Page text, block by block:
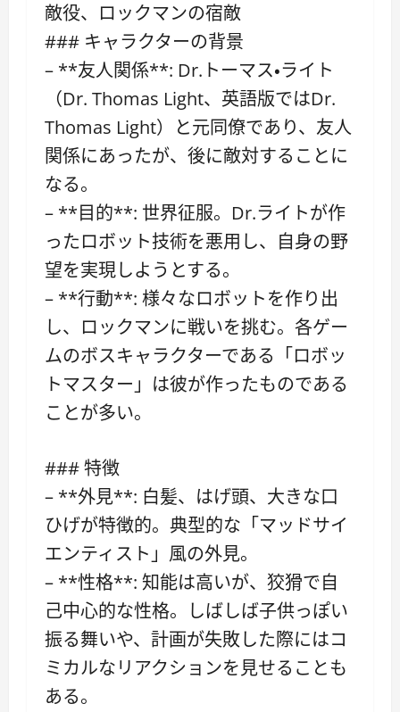
敵役、ロックマンの宿敵
### キャラクターの背景
– **友人関係**: Dr.トーマス・ライト
（Dr. Thomas Light、英語版ではDr.
Thomas Light）と元同僚であり、友人
関係にあったが、後に敵対することに
なる。
– **目的**: 世界征服。Dr.ライトが作
ったロボット技術を悪用し、自身の野
望を実現しようとする。
– **行動**: 様々なロボットを作り出
し、ロックマンに戦いを挑む。各ゲー
ムのボスキャラクターである「ロボッ
トマスター」は彼が作ったものである
ことが多い。
### 特徴
– **外見**: 白髪、はげ頭、大きな口
ひげが特徴的。典型的な「マッドサイ
エンティスト」風の外見。
– **性格**: 知能は高いが、狡猾で自
己中心的な性格。しばしば子供っぽい
振る舞いや、計画が失敗した際にはコ
ミカルなリアクションを見せることも
ある。